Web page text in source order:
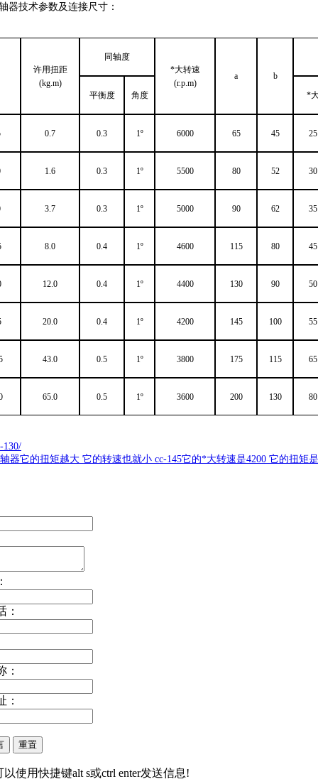
器技术参数及连接尺寸：
许用扭距
(kg.m)
同轴度
*大转速
(r.p.m)
a
b
平衡度
角度 *
0.7 0.3 1º 6000 65 45 25
1.6 0.3 1º 5500 80 52 30
3.7 0.3 1º 5000 90 62 35
8.0 0.4 1º 4600 115 80 45
12.0 0.4 1º 4400 130 90 50
20.0 0.4 1º 4200 145 100 55
43.0 0.5 1º 3800 175 115 65
65.0 0.5 1º 3600 200 130 80
130/
器它的扭矩越大 它的转速也就小 cc-145它的*大转速是4200 它的扭矩
：
：
：
以使用快捷键alt s或ctrl enter发送信息!